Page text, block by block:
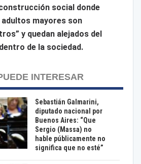
social donde
mayores son
y quedan alejados del
de la sociedad.
INTERESAR
Sebastián Galmarini,
diputado nacional por
Buenos Aires: “Que
Sergio (Massa) no
hable públicamente no
significa que no esté”